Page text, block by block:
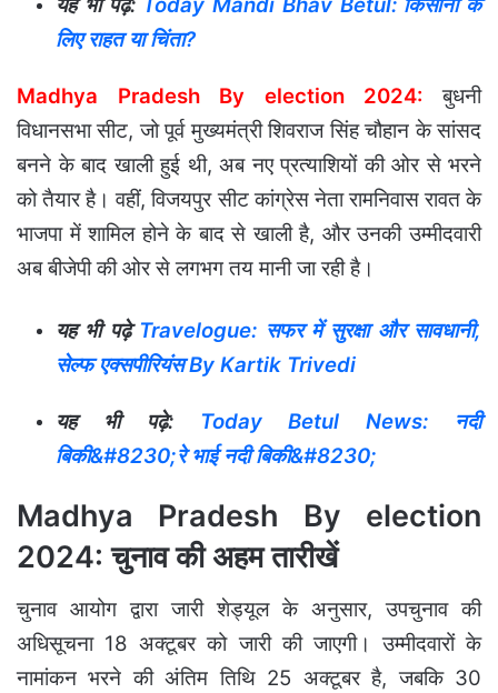
लिए राहत या चिंता?
Madhya Pradesh By election 2024: बुधनी
विधानसभा सीट, जो पूर्व मुख्यमंत्री शिवराज सिंह चौहान के सांसद
बनने के बाद खाली हुई थी, अब नए प्रत्याशियों की ओर से भरने
को तैयार है। वहीं, विजयपुर सीट कांग्रेस नेता रामनिवास रावत के
भाजपा में शामिल होने के बाद से खाली है, और उनकी उम्मीदवारी
अब बीजेपी की ओर से लगभग तय मानी जा रही है।
यह भी पढ़े Travelogue: सफर में सुरक्षा और सावधानी,
सेल्फ एक्सपीरियंस By Kartik Trivedi
यह भी पढ़े:
Today Betul News: नदी
बिकी&#8230;रे भाई नदी बिकी&#8230;
Madhya Pradesh By election
2024: चुनाव की अहम तारीखें
चुनाव आयोग द्वारा जारी शेड्यूल के अनुसार, उपचुनाव की
अधिसूचना 18 अक्टूबर को जारी की जाएगी। उम्मीदवारों के
नामांकन भरने की अंतिम तिथि 25 अक्टूबर है, जबकि 30